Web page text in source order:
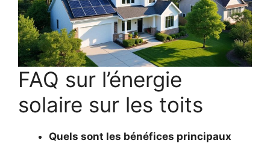
FAQ sur l’énergie
solaire sur les toits
Quels sont les bénéfices principaux